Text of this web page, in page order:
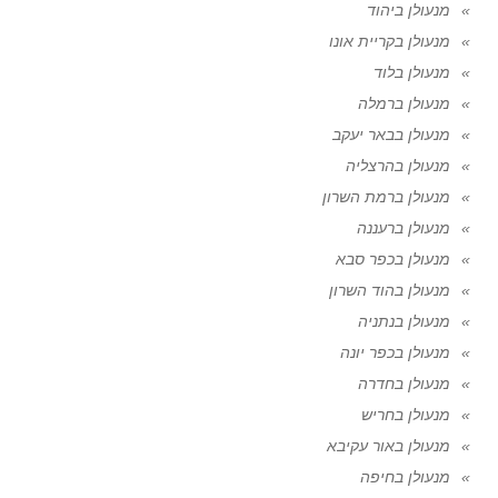
מנעולן ביהוד
מנעולן בקריית אונו
מנעולן בלוד
מנעולן ברמלה
מנעולן בבאר יעקב
מנעולן בהרצליה
מנעולן ברמת השרון
מנעולן ברעננה
מנעולן בכפר סבא
מנעולן בהוד השרון
מנעולן בנתניה
מנעולן בכפר יונה
מנעולן בחדרה
מנעולן בחריש
מנעולן באור עקיבא
מנעולן בחיפה